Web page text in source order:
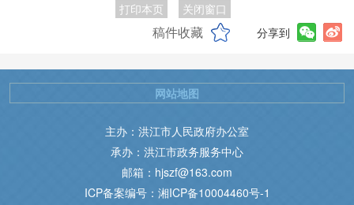
打印本页 关闭窗口
稿件收藏 分享到
主办：洪江市人民政府办公室
承办：洪江市政务服务中心
邮箱：hjszf@163.com
ICP备案编号：湘ICP备10004460号-1
网站地图